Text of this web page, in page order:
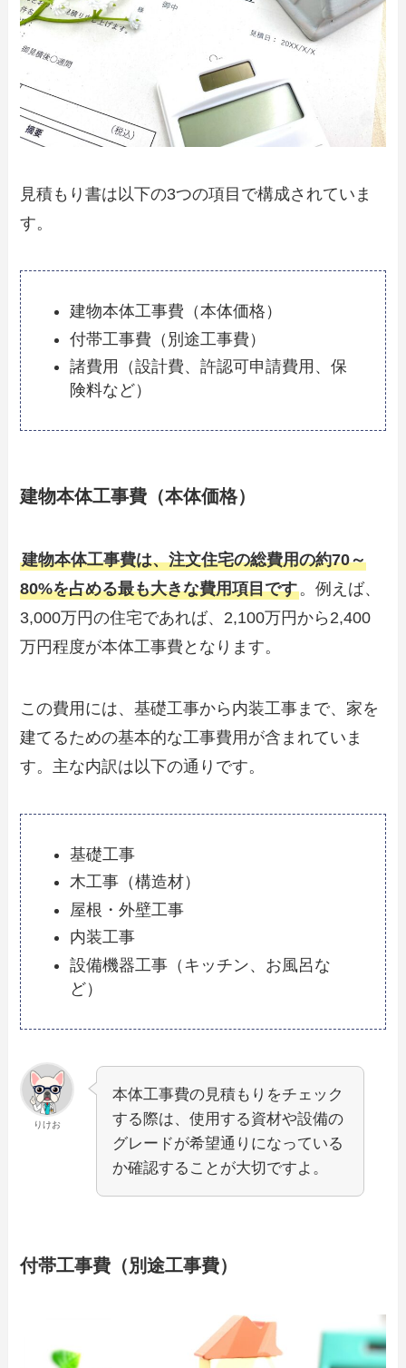
見積もり書は以下の3つの項目で構成されていま
す。
建物本体工事費（本体価格）
付帯工事費（別途工事費）
諸費用（設計費、許認可申請費用、保
険料など）
建物本体工事費（本体価格）
建物本体工事費は、注文住宅の総費用の約70～
80%を占める最も大きな費用項目です。例えば、
3,000万円の住宅であれば、2,100万円から2,400
万円程度が本体工事費となります。
この費用には、基礎工事から内装工事まで、家を
建てるための基本的な工事費用が含まれていま
す。主な内訳は以下の通りです。
基礎工事
木工事（構造材）
屋根・外壁工事
内装工事
設備機器工事（キッチン、お風呂な
ど）
りけお
本体工事費の見積もりをチェック
する際は、使用する資材や設備の
グレードが希望通りになっている
か確認することが大切ですよ。
付帯工事費（別途工事費）